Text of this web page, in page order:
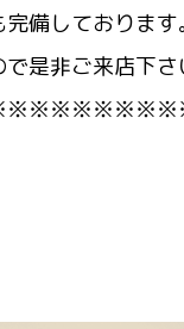
しております
是非ご来店下さ